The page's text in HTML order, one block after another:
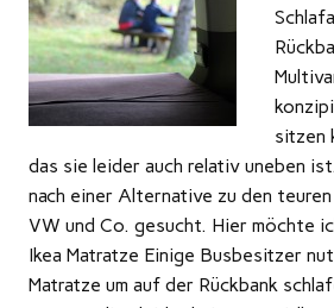
sitzen
das sie leider auch relativ uneben
nach einer Alternative zu den
VW und Co. gesucht. Hier möchte
Ikea Matratze Einige Busbesitzer
Matratze um auf der Rückbank